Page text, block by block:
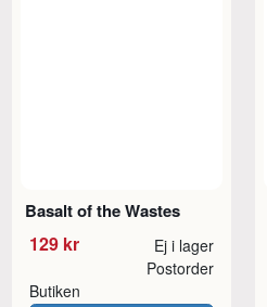
Basalt of the Wastes
129 kr Ej i lager
Butiken
Postorder